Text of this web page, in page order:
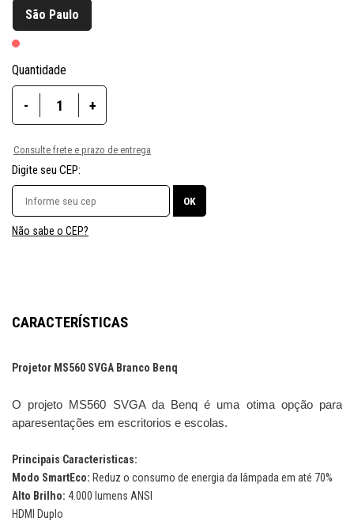
São Paulo
Quantidade
- +
Consulte frete e prazo de entrega
Digite seu CEP:
Não sabe o CEP?
CARACTERÍSTICAS
Projetor MS560 SVGA Branco Benq
O projeto MS560 SVGA da Benq é uma otima opção para
aparesentações em escritorios e escolas.
Principais Caracteristicas:
Modo SmartEco: Reduz o consumo de energia da lâmpada em até 70%
Alto Brilho: 4.000 lumens ANSI
HDMI Duplo